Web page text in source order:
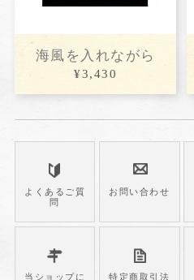
海風を入れながら
¥3,430
よくあるご質
問
お問い合わせ
当ショップに 特定商取引法